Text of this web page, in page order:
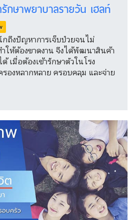
ษาพยาบาลรายวัน เฮลท์
ถึงปัญหาการเจ็บป่วยจนไม่
ให้ต้องขาดงาน จึงได้พัฒนาสินค้า
เมื่อต้องเข้ารักษาตัวในโรง
องหลากหลาย ครอบคลุม และจ่าย